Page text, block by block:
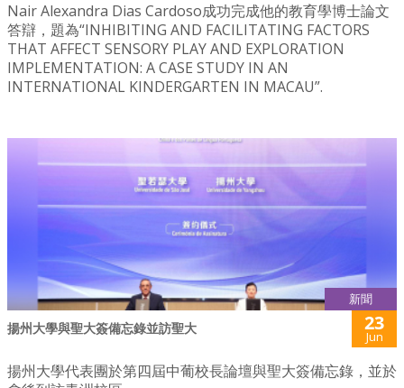
Nair Alexandra Dias Cardoso成功完成他的教育學博士論文
答辯，題為“INHIBITING AND FACILITATING FACTORS
THAT AFFECT SENSORY PLAY AND EXPLORATION
IMPLEMENTATION: A CASE STUDY IN AN
INTERNATIONAL KINDERGARTEN IN MACAU”.
新聞
揚州大學與聖大簽備忘錄並訪聖大 23
Jun
揚州大學代表團於第四屆中葡校長論壇與聖大簽備忘錄，並於